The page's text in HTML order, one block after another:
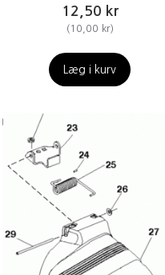
12,50 kr
( 10,00 kr)
Læg i kurv